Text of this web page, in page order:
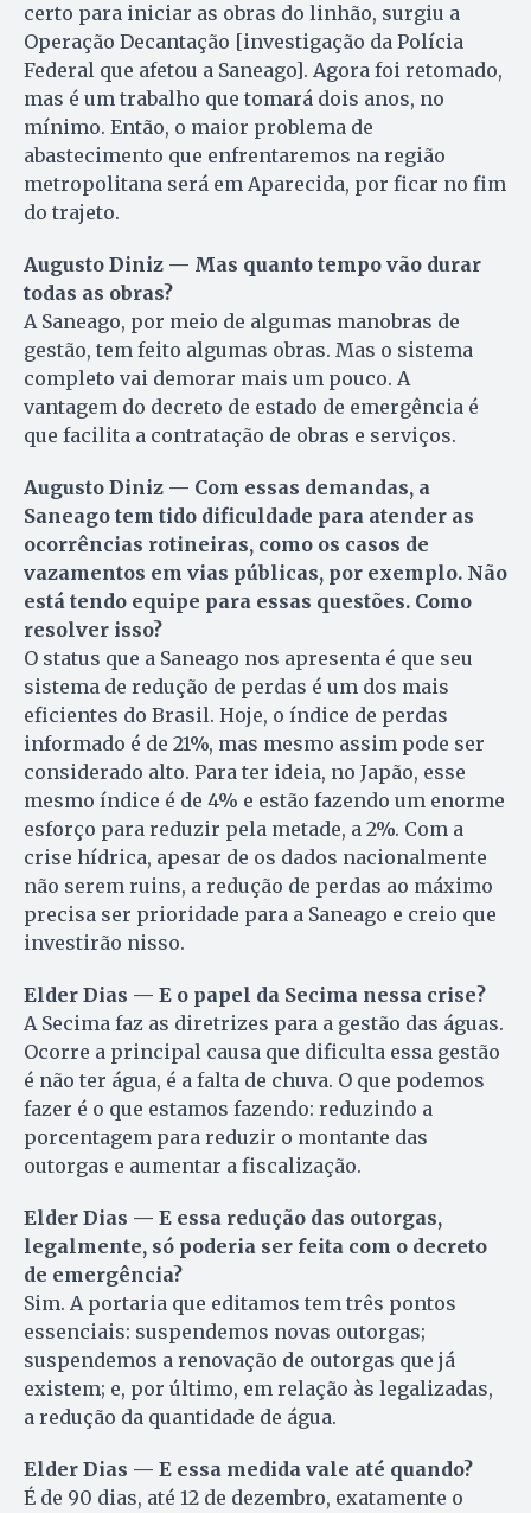
certo para iniciar as obras do linhão, surgiu a
Operação Decantação [investigação da Polícia
Federal que afetou a Saneago]. Agora foi retomado,
mas é um trabalho que tomará dois anos, no
mínimo. Então, o maior problema de
abastecimento que enfrentaremos na região
metropolitana será em Aparecida, por ficar no fim
do trajeto.
Augusto Diniz — Mas quanto tempo vão durar
todas as obras?
A Saneago, por meio de algumas manobras de
gestão, tem feito algumas obras. Mas o sistema
completo vai demorar mais um pouco. A
vantagem do decreto de estado de emergência é
que facilita a contratação de obras e serviços.
Augusto Diniz — Com essas demandas, a
Saneago tem tido dificuldade para atender as
ocorrências rotineiras, como os casos de
vazamentos em vias públicas, por exemplo. Não
está tendo equipe para essas questões. Como
resolver isso?
O status que a Saneago nos apresenta é que seu
sistema de redução de perdas é um dos mais
eficientes do Brasil. Hoje, o índice de perdas
informado é de 21%, mas mesmo assim pode ser
considerado alto. Para ter ideia, no Japão, esse
mesmo índice é de 4% e estão fazendo um enorme
esforço para reduzir pela metade, a 2%. Com a
crise hídrica, apesar de os dados nacionalmente
não serem ruins, a redução de perdas ao máximo
precisa ser prioridade para a Saneago e creio que
investirão nisso.
Elder Dias — E o papel da Secima nessa crise?
A Secima faz as diretrizes para a gestão das águas.
Ocorre a principal causa que dificulta essa gestão
é não ter água, é a falta de chuva. O que podemos
fazer é o que estamos fazendo: reduzindo a
porcentagem para reduzir o montante das
outorgas e aumentar a fiscalização.
Elder Dias — E essa redução das outorgas,
legalmente, só poderia ser feita com o decreto
de emergência?
Sim. A portaria que editamos tem três pontos
essenciais: suspendemos novas outorgas;
suspendemos a renovação de outorgas que já
existem; e, por último, em relação às legalizadas,
a redução da quantidade de água.
Elder Dias — E essa medida vale até quando?
É de 90 dias, até 12 de dezembro, exatamente o